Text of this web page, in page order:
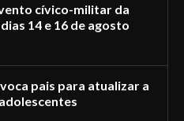
cívico-militar da
14 e 16 de agosto
pais para atualizar a